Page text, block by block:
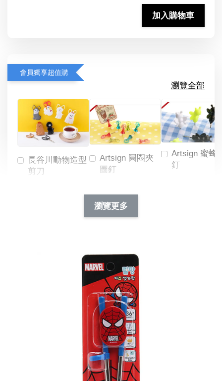
加入購物車
會員獨享超值購
瀏覽全部
長谷川動物造型
剪刀
Artsign 圓圈夾
圖釘
NT$ 19.00
NT$ 66.00
Artsign 蜜蜂
釘
瀏覽更多